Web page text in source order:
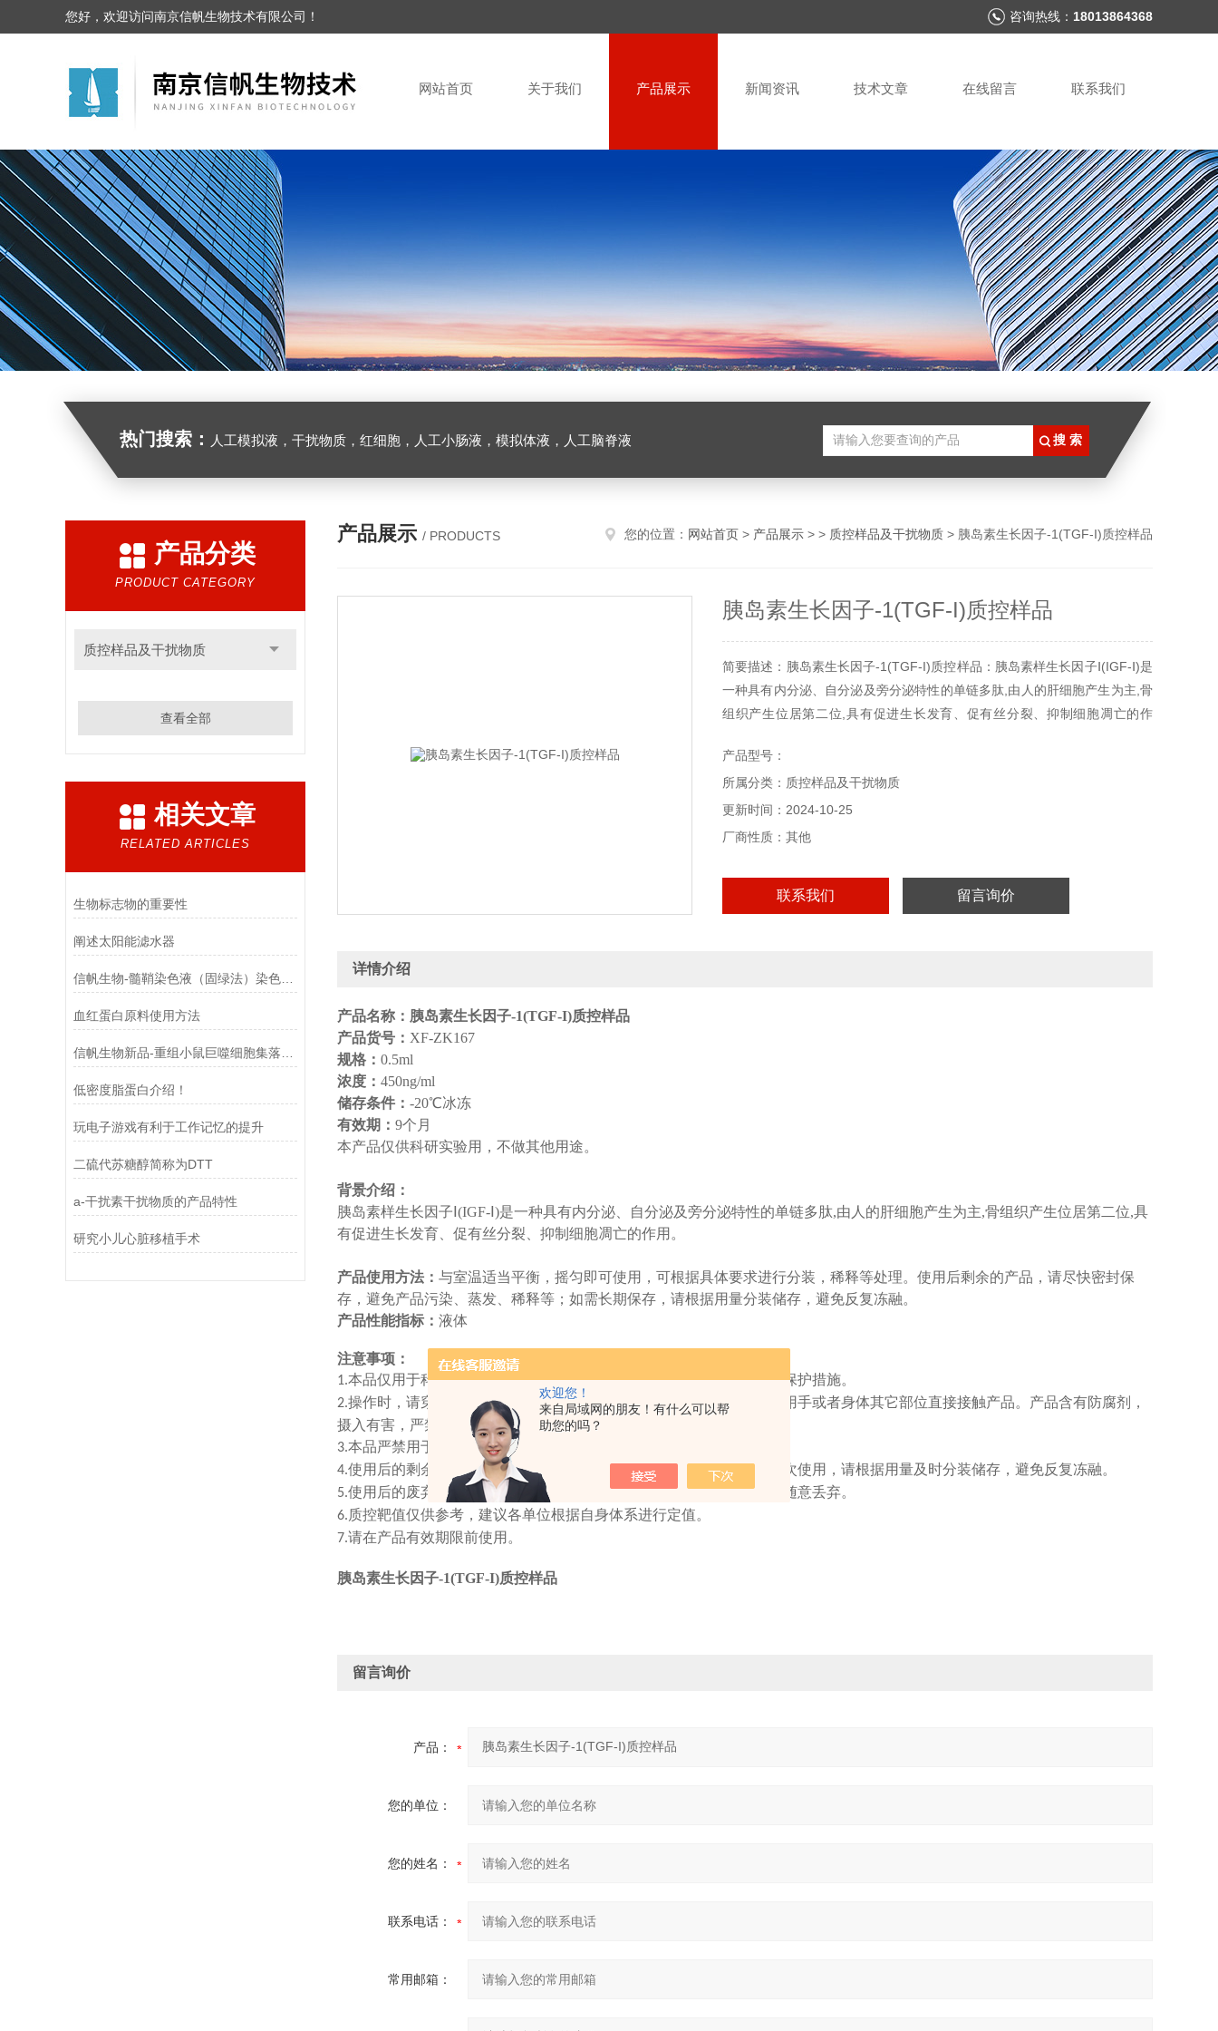
欢迎您！
来自局域网的朋友！有什么可以帮
助您的吗？
您好，欢迎访问南京信帆生物技术有限公司！ 咨询热线： 18013864368
网站首页 关于我们 产品展示 新闻资讯 技术文章 在线留言 联系我们
热门搜索： 人工模拟液，干扰物质，红细胞，人工小肠液，模拟体液，人工脑脊液
产品分类
PRODUCT CATEGORY
质控样品及干扰物质
查看全部
相关文章
RELATED ARTICLES
生物标志物的重要性
阐述太阳能滤水器
信帆生物-髓鞘染色液（固绿法）染色结果
血红蛋白原料使用方法
低密度脂蛋白介绍！
玩电子游戏有利于工作记忆的提升
二硫代苏糖醇简称为DTT
a-干扰素干扰物质的产品特性
研究小儿心脏移植手术
产品展示 / PRODUCTS 您的位置： 网站首页 > 产品展示 > > 质控样品及干扰物质 > 胰岛素生长因子-1(TGF-I)质控样品
胰岛素生长因子-1(TGF-I)质控样品
简要描述：胰岛素生长因子-1(TGF-I)质控样品：胰岛素样生长因子Ⅰ(IGF-Ⅰ)是
一种具有内分泌、自分泌及旁分泌特性的单链多肽,由人的肝细胞产生为主,骨
组织产生位居第二位,具有促进生长发育、促有丝分裂、抑制细胞凋亡的作
产品型号：
所属分类：质控样品及干扰物质
更新时间：2024-10-25
厂商性质：其他
联系我们 留言询价
详情介绍
产品名称： 胰岛素生长因子-1(TGF-I)质控样品
产品货号： XF-ZK167
规格： 0.5ml
浓度： 450ng/ml
储存条件： -20℃冰冻
有效期： 9个月
本产品仅供科研实验用，不做其他用途。
背景介绍 ：
胰岛素样生长因子 Ⅰ(IGF-Ⅰ)是一种具有内分泌、自分泌及旁分泌特性的单链多肽,由人的肝细胞产生为主,骨组织产生位居第二位,具
有促进生长发育、促有丝分裂、抑制细胞凋亡的作用。
产品使用方法： 与室温适当平衡，摇匀即可使用，可根据具体要求进行分装，稀释等处理。使用后剩余的产品，请尽快密封保
存，避免产品污染、蒸发、稀释等；如需长期保存，请根据用量分装储存，避免反复冻融。
产品性能指标： 液体
注意事项：
1.本品仅用于科研实验。在操作中需按临床标本处理，并采取相应实验保护措施。
2.操作时，请穿着好实验服、防护口罩，并佩戴一次性实验手套。严禁用手或者身体其它部位直接接触产品。产品含有防腐剂，
摄入有害，严禁入口。
3.本品严禁用于医疗诊断、食用、化妆品等其他用途。
4.使用后的剩余产品请尽快密封保存，避免产品污染、蒸发等；需要多次使用，请根据用量及时分装储存，避免反复冻融。
5.使用后的废弃产品，请根据实验室相关废弃物的规定进行处理，不得随意丢弃。
6.质控靶值仅供参考，建议各单位根据自身体系进行定值。
7.请在产品有效期限前使用。
胰岛素生长因子-1(TGF-I)质控样品
留言询价
产品：
您的单位：
您的姓名：
联系电话：
常用邮箱：